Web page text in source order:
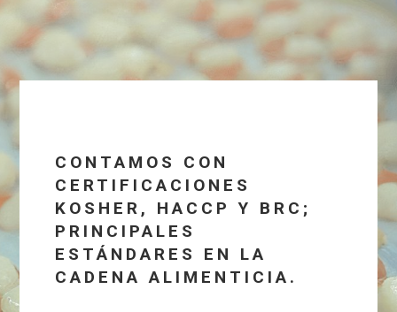
CONTAMOS CON
CERTIFICACIONES
KOSHER, HACCP Y BRC;
PRINCIPALES
ESTÁNDARES EN LA
CADENA ALIMENTICIA.